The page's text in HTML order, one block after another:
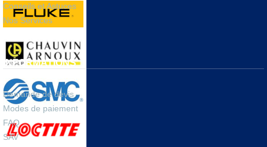
Conseils et Astuces
Nos Services
INFORMATIONS
Demande de devis
Modes de paiement
FAQ
SAV